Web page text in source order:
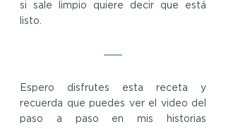
si sale limpio quiere decir que está
listo.
Espero disfrutes esta receta y
recuerda que puedes ver el video del
paso a paso en mis historias